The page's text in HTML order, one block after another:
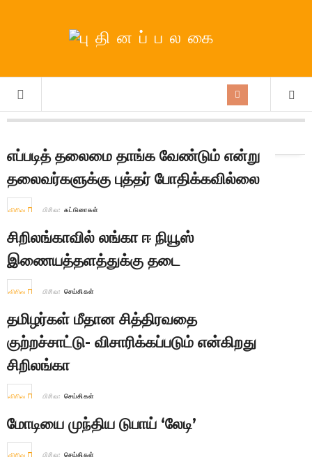
எப்படித் தலைமை தாங்க வேண்டும் என்று
தலைவர்களுக்கு புத்தர் போதிக்கவில்லை
விரிவு பிரிவு: கட்டுரைகள்
சிறிலங்காவில் லங்கா ஈ நியூஸ்
இணையத்தளத்துக்கு தடை
விரிவு பிரிவு: செய்திகள்
தமிழர்கள் மீதான சித்திரவதை
குற்றச்சாட்டு- விசாரிக்கப்படும் என்கிறது
சிறிலங்கா
விரிவு பிரிவு: செய்திகள்
மோடியை முந்திய டுபாய் ‘லேடி’
விரிவு பிரிவு: செய்திகள்